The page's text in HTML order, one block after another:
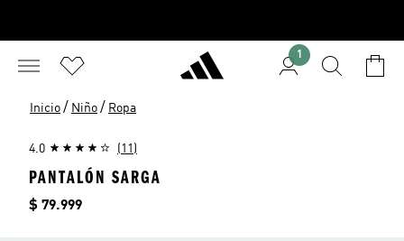
1
Inicio / Niño / Ropa
4.0 (11)
PANTALÓN SARGA
Precio
$ 79.999